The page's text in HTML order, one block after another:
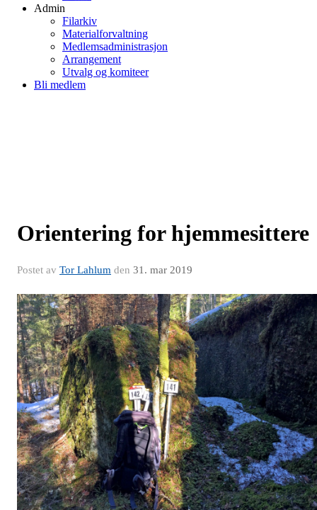
Admin
Filarkiv
Materialforvaltning
Medlemsadministrasjon
Arrangement
Utvalg og komiteer
Bli medlem
Orientering for hjemmesittere
Postet av Tor Lahlum den 31. mar 2019